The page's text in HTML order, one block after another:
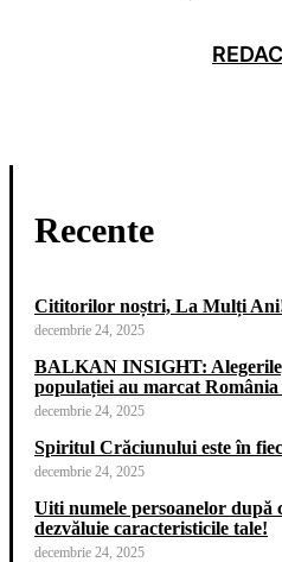
Recente
Cititorilor noștri, La Mulți
decembrie 24, 2025
BALKAN INSIGHT:
populației au marcat România
decembrie 24, 2025
Spiritul Crăciunului este în
decembrie 24, 2025
Uiti numele persoanelor după
dezvăluie caracteristicile tale!
decembrie 24, 2025